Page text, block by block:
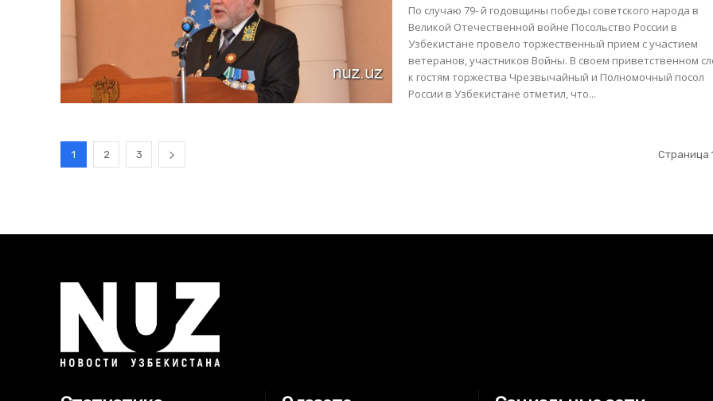
По случаю 79- й годовщины победы советского народа в
Великой Отечественной войне Посольство России в
Узбекистане провело торжественный прием с участием
ветеранов, участников Войны. В своем приветственном слове
к гостям торжества Чрезвычайный и Полномочный посол
России в Узбекистане отметил, что...
1 2 3 Страница